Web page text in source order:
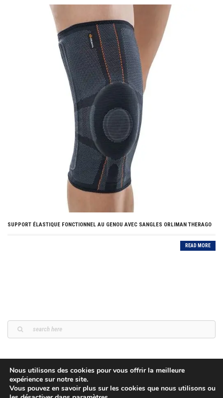
SUPPORT ÉLASTIQUE FONCTIONNEL AU GENOU AVEC SANGLES ORLIMAN THERAGO
READ MORE
Nous utilisons des cookies pour vous offrir la meilleure
expérience sur notre site.
Vous pouvez en savoir plus sur les cookies que nous utilisons ou